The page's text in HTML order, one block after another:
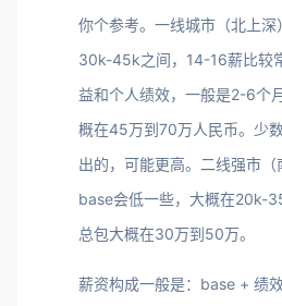
你个参考。一线城市（北上
30k-45k之间，14-16薪比较
益和个人绩效，一般是2-6个
概在45万到70万人民币。少
出的，可能更高。二线强市
base会低一些，大概在20k-
总包大概在30万到50万。
薪资构成一般是：base + 绩